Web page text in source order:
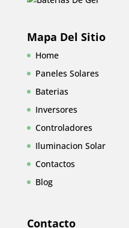
Mapa Del Sitio
Home
Paneles Solares
Baterias
Inversores
Controladores
Iluminacion Solar
Contactos
Blog
Contacto